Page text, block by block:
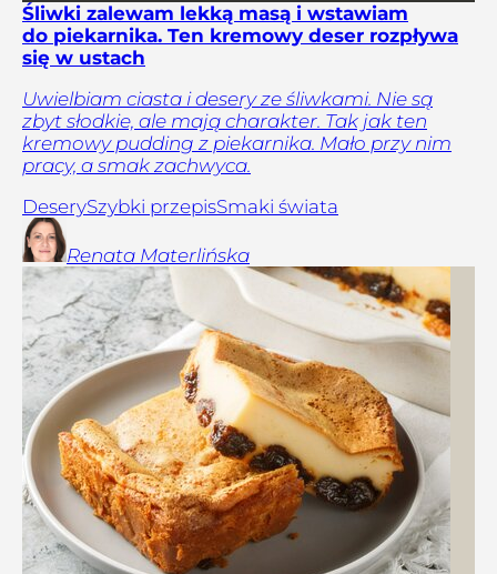
Śliwki zalewam lekką masą i wstawiam
do piekarnika. Ten kremowy deser rozpływa
się w ustach
Uwielbiam ciasta i desery ze śliwkami. Nie są
zbyt słodkie, ale mają charakter. Tak jak ten
kremowy pudding z piekarnika. Mało przy nim
pracy, a smak zachwyca.
DeserySzybki przepisSmaki świata
Renata Materlińska